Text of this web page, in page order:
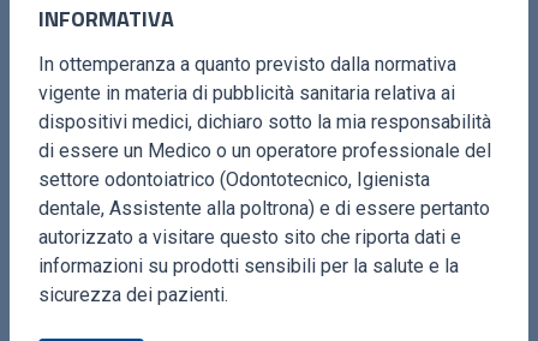
BONE SCRAPING &
PICKING
Kit completo dedicato a
prelievo di chips ossee e
carotaggio.
INFORMATIVA
In ottemperanza a quanto previsto dalla normativa
vigente in materia di pubblicità sanitaria relativa ai
dispositivi medici, dichiaro sotto la mia responsabilità
di essere un Medico o un operatore professionale del
settore odontoiatrico (Odontotecnico, Igienista
dentale, Assistente alla poltrona) e di essere pertanto
autorizzato a visitare questo sito che riporta dati e
informazioni su prodotti sensibili per la salute e la
sicurezza dei pazienti.